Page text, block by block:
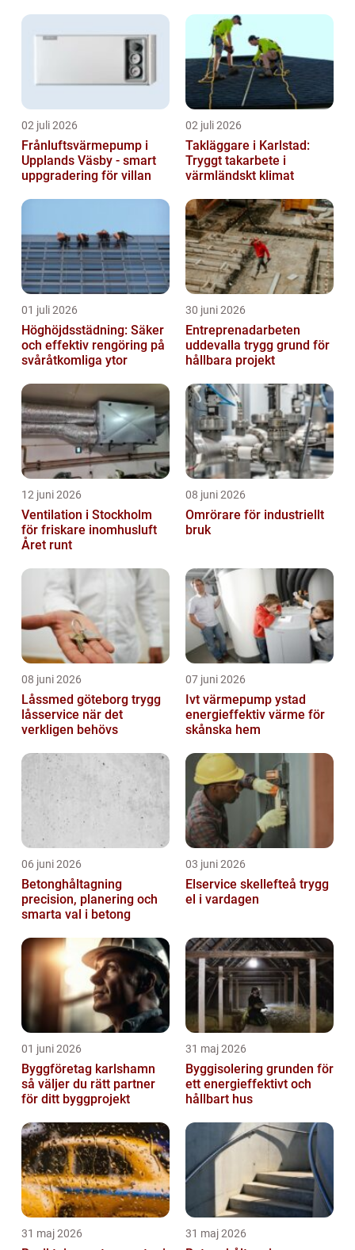
02 juli 2026
Frånluftsvärmepump i
Upplands Väsby - smart
uppgradering för villan
02 juli 2026
Takläggare i Karlstad:
Tryggt takarbete i
värmländskt klimat
01 juli 2026
Höghöjdsstädning: Säker
och effektiv rengöring på
svåråtkomliga ytor
30 juni 2026
Entreprenadarbeten
uddevalla trygg grund för
hållbara projekt
12 juni 2026
Ventilation i Stockholm
för friskare inomhusluft
Året runt
08 juni 2026
Omrörare för industriellt
bruk
08 juni 2026
Låssmed göteborg trygg
låsservice när det
verkligen behövs
07 juni 2026
Ivt värmepump ystad
energieffektiv värme för
skånska hem
06 juni 2026
Betonghåltagning
precision, planering och
smarta val i betong
03 juni 2026
Elservice skellefteå trygg
el i vardagen
01 juni 2026
Byggföretag karlshamn
så väljer du rätt partner
för ditt byggprojekt
31 maj 2026
Byggisolering grunden för
ett energieffektivt och
hållbart hus
31 maj 2026 31 maj 2026